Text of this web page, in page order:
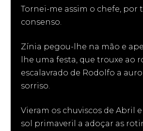
Tornei-me assim o chefe, por
consenso.
Zínia pegou-lhe na mão e
lhe uma festa, que trouxe ao
escalavrado de Rodolfo a
sorriso.
Vieram os chuviscos de Abril
sol primaveril a adoçar as